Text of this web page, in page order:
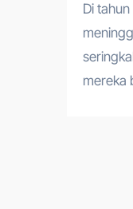
Di tahun 2025, banyak orang mulai
mereka